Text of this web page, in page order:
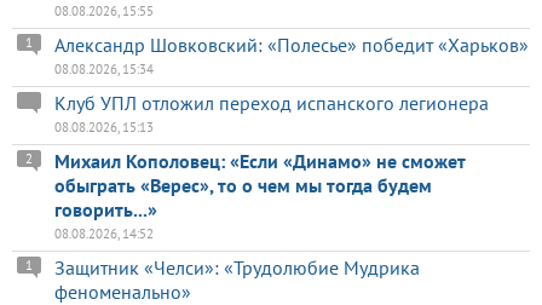
08.08.2026, 15:55
Александр Шовковский: «Полесье» победит «Харьков»
1
08.08.2026, 15:34
Клуб УПЛ отложил переход испанского легионера
08.08.2026, 15:13
Михаил Кополовец: «Если «Динамо» не сможет
обыграть «Верес», то о чем мы тогда будем
говорить...»
2
08.08.2026, 14:52
Защитник «Челси»: «Трудолюбие Мудрика
феноменально»
1